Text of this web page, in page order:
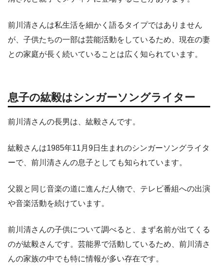
前川清さんは私生活を細かく語るタイプではありません
が、子供たちの一部は芸能活動をしているため、現在の妻
との家庭が長く続いていることは広く知られています。
息子の紘毅はシンガーソングライター
前川清さんの長男は、紘毅さんです。
紘毅さんは1985年11月9日生まれのシンガーソングライタ
ーで、前川清さんの息子としても知られています。
父親と同じ音楽の道に進んだ人物で、テレビ番組への出演
や音楽活動を続けています。
前川清さんの子供について調べると、まず名前が出てくる
のが紘毅さんです。芸能界で活動しているため、前川清さ
んの家族の中でも特に情報が多い存在です。